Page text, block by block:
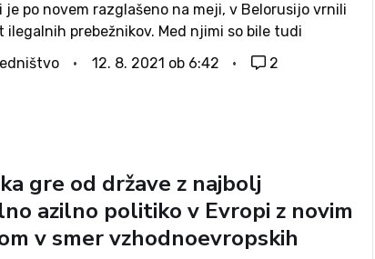
je po novem razglašeno na meji, v Belorusijo vrnili
ilegalnih prebežnikov. Med njimi so bile tudi
otroci, večinoma pa so prihajali s Srednjega
12. 8. 2021 ob 6:42 2
gre od države z najbolj
azilno politiko v Evropi z novim
v smer vzhodnoevropskih